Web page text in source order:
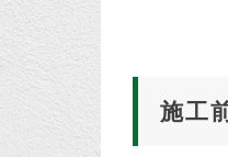
施工